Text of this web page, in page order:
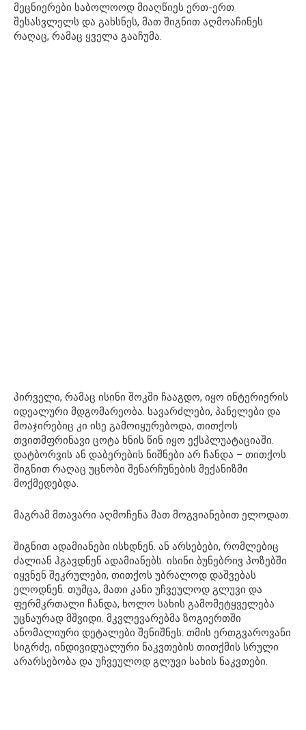
მეცნიერები საბოლოოდ მიაღწიეს ერთ-ერთ
შესასვლელს და გახსნეს, მათ შიგნით აღმოაჩინეს
რაღაც, რამაც ყველა გააჩუმა.
პირველი, რამაც ისინი შოკში ჩააგდო, იყო ინტერიერის
იდეალური მდგომარეობა. სავარძლები, პანელები და
მოაჯირებიც კი ისე გამოიყურებოდა, თითქოს
თვითმფრინავი ცოტა ხნის წინ იყო ექსპლუატაციაში.
დატბორვის ან დაბერების ნიშნები არ ჩანდა – თითქოს
შიგნით რაღაც უცნობი შენარჩუნების მექანიზმი
მოქმედებდა.
მაგრამ მთავარი აღმოჩენა მათ მოგვიანებით ელოდათ.
შიგნით ადამიანები ისხდნენ. ან არსებები, რომლებიც
ძალიან ჰგავდნენ ადამიანებს. ისინი ბუნებრივ პოზებში
იყვნენ შეკრულები, თითქოს უბრალოდ დაშვებას
ელოდნენ. თუმცა, მათი კანი უჩვეულოდ გლუვი და
ფერმკრთალი ჩანდა, ხოლო სახის გამომეტყველება
უცნაურად მშვიდი. მკვლევარებმა ზოგიერთში
ანომალიური დეტალები შენიშნეს: თმის ერთგვაროვანი
სიგრძე, ინდივიდუალური ნაკვთების თითქმის სრული
არარსებობა და უჩვეულოდ გლუვი სახის ნაკვთები.